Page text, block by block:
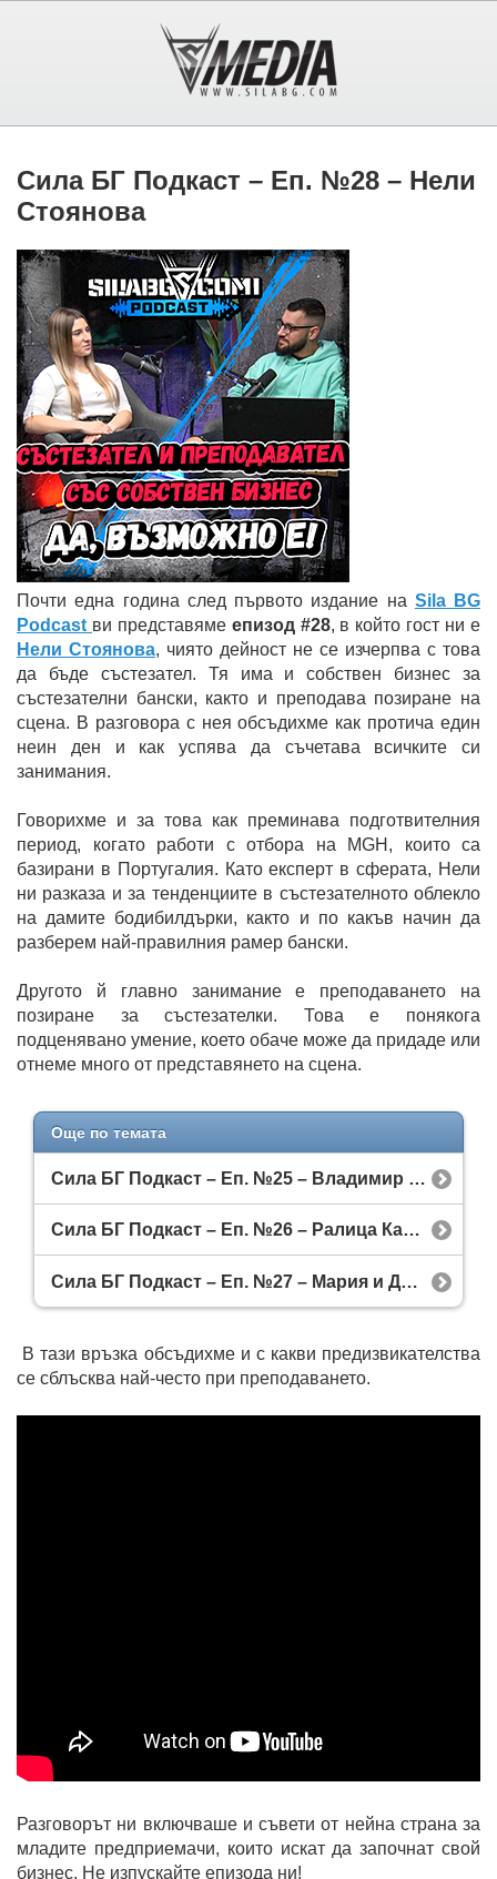
Сила БГ Подкаст – Еп. №28 – Нели
Стоянова
Почти една година след първото издание на Sila BG
Podcast ви представяме епизод #28, в който гост ни е
Нели Стоянова, чиято дейност не се изчерпва с това
да бъде състезател. Тя има и собствен бизнес за
състезателни бански, както и преподава позиране на
сцена. В разговора с нея обсъдихме как протича един
неин ден и как успява да съчетава всичките си
занимания.
Говорихме и за това как преминава подготвителния
период, когато работи с отбора на MGH, които са
базирани в Португалия. Като експерт в сферата, Нели
ни разказа и за тенденциите в състезателното облекло
на дамите бодибилдърки, както и по какъв начин да
разберем най-правилния рамер бански.
Другото й главно занимание е преподаването на
позиране за състезателки. Това е понякога
подценявано умение, което обаче може да придаде или
отнеме много от представянето на сцена.
Още по темата
Сила БГ Подкаст – Еп. №25 – Владимир Георгиев
Сила БГ Подкаст – Еп. №26 – Ралица Кашинова
Сила БГ Подкаст – Еп. №27 – Мария и Джули от Biohacking.bg
В тази връзка обсъдихме и с какви предизвикателства
се сблъсква най-често при преподаването.
Разговорът ни включваше и съвети от нейна страна за
младите предприемачи, които искат да започнат свой
бизнес. Не изпускайте епизода ни!